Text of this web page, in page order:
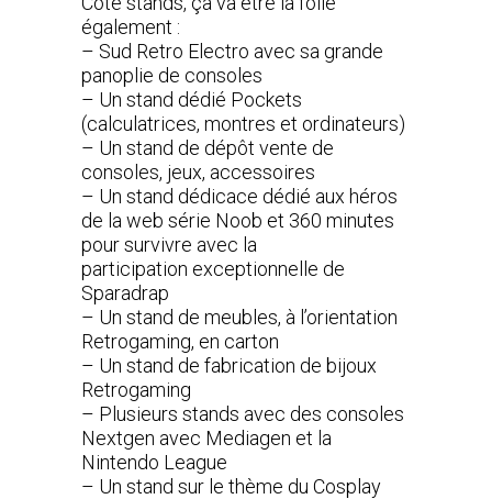
également :
– Sud Retro Electro avec sa grande
panoplie de consoles
– Un stand dédié Pockets
(calculatrices, montres et ordinateurs)
– Un stand de dépôt vente de
consoles, jeux, accessoires
– Un stand dédicace dédié aux héros
de la web série Noob et 360 minutes
pour survivre avec la
participation exceptionnelle de
Sparadrap
– Un stand de meubles, à l’orientation
Retrogaming, en carton
– Un stand de fabrication de bijoux
Retrogaming
– Plusieurs stands avec des consoles
Nextgen avec Mediagen et la
Nintendo League
– Un stand sur le thème du Cosplay